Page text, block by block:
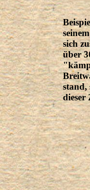
sich
über
stand,
dieser